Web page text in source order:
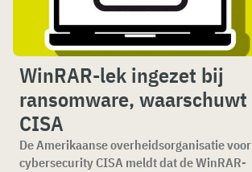
WinRAR-lek ingezet bij
ransomware, waarschuwt
CISA
De Amerikaanse overheidsorganisatie voor
cybersecurity CISA meldt dat de WinRAR-